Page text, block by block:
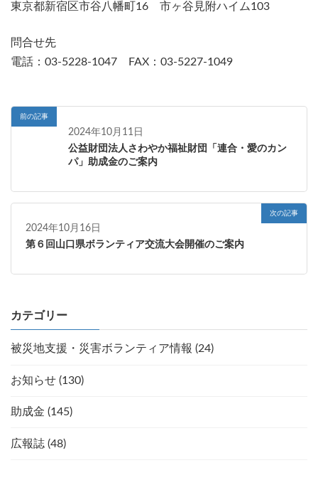
東京都新宿区市谷八幡町16 市ヶ谷見附ハイム103
問合せ先
電話：03-5228-1047 FAX：03-5227-1049
前の記事
公益財団法人さわやか福祉財団「連合・愛のカン
パ」助成金のご案内
2024年10月11日
次の記事
第６回山口県ボランティア交流大会開催のご案内
2024年10月16日
カテゴリー
被災地支援・災害ボランティア情報 (24)
お知らせ (130)
助成金 (145)
広報誌 (48)